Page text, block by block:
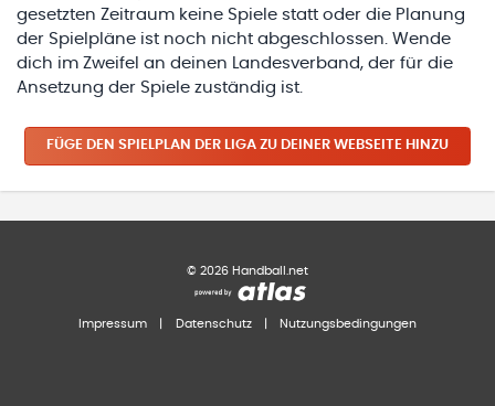
gesetzten Zeitraum keine Spiele statt oder die Planung
der Spielpläne ist noch nicht abgeschlossen. Wende
dich im Zweifel an deinen Landesverband, der für die
Ansetzung der Spiele zuständig ist.
FÜGE DEN SPIELPLAN DER LIGA ZU DEINER WEBSEITE HINZU
© 2026 Handball.net
Impressum Datenschutz Nutzungsbedingungen